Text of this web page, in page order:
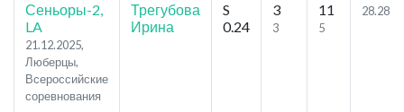
Сеньоры-2,
LA
21.12.2025,
Люберцы,
Всероссийские
соревнования
Трегубова
Ирина
S
0.24
3
3
11
5
28.28